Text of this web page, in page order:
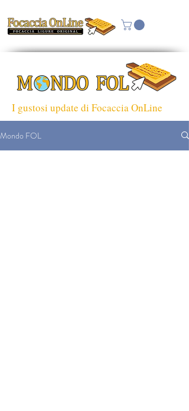
I gustosi update di Focaccia OnLine
Mondo FOL